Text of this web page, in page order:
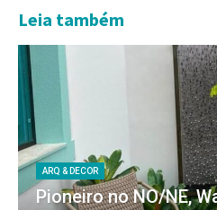
Leia também
ARQ & DECOR
Pioneiro no NO/NE,